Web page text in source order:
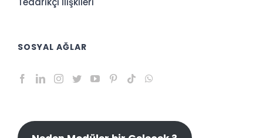
SOSYAL AĞLAR